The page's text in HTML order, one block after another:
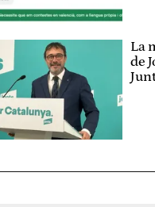
La
de